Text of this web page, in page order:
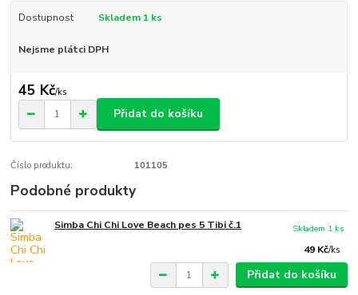
Dostupnost Skladem 1 ks
Nejsme plátci DPH
45 Kč/ks
Přidat do košíku
Číslo produktu: 101105
Podobné produkty
Simba Chi Chi Love Beach pes 5 Tibi č.1
49 Kč/ks
Skladem 1 ks
Přidat do košíku